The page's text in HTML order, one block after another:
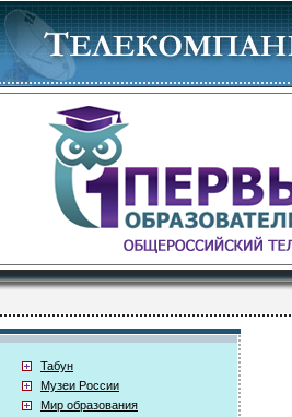
Табун
Музеи России
Мир образования